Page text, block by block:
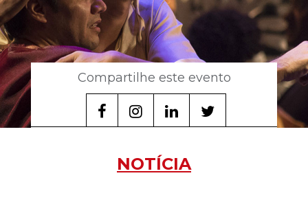
Compartilhe este evento
NOTÍCIA